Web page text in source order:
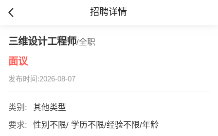
招聘详情
三维设计工程师/全职
面议
发布时间:2026-08-07
类别:
其他类型
要求:
性别不限/ 学历不限/经验不限/年龄